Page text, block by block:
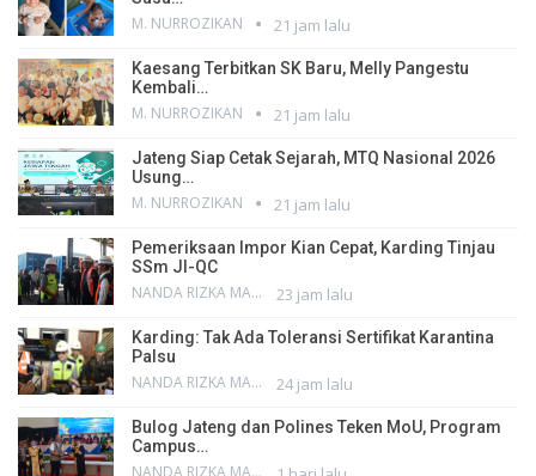
M. NURROZIKAN 21 jam lalu
Kaesang Terbitkan SK Baru, Melly Pangestu
Kembali…
M. NURROZIKAN 21 jam lalu
Jateng Siap Cetak Sejarah, MTQ Nasional 2026
Usung…
M. NURROZIKAN 21 jam lalu
Pemeriksaan Impor Kian Cepat, Karding Tinjau
SSm JI-QC
NANDA RIZKA MAHENDRA 23 jam lalu
Karding: Tak Ada Toleransi Sertifikat Karantina
Palsu
NANDA RIZKA MAHENDRA 24 jam lalu
Bulog Jateng dan Polines Teken MoU, Program
Campus…